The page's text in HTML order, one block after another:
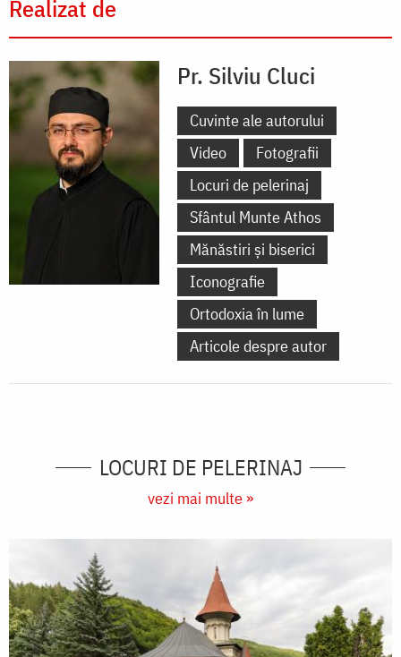
Realizat de
Pr. Silviu Cluci
Cuvinte ale autorului
Video
Fotografii
Locuri de pelerinaj
Sfântul Munte Athos
Mănăstiri și biserici
Iconografie
Ortodoxia în lume
Articole despre autor
LOCURI DE PELERINAJ
vezi mai multe »